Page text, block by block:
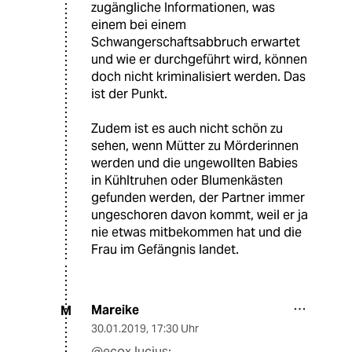
zugängliche Informationen, was
einem bei einem
Schwangerschaftsabbruch erwartet
und wie er durchgeführt wird, können
doch nicht kriminalisiert werden. Das
ist der Punkt.
Zudem ist es auch nicht schön zu
sehen, wenn Mütter zu Mörderinnen
werden und die ungewollten Babies
in Kühltruhen oder Blumenkästen
gefunden werden, der Partner immer
ungeschoren davon kommt, weil er ja
nie etwas mitbekommen hat und die
Frau im Gefängnis landet.
M Mareike
30.01.2019, 17:30 Uhr